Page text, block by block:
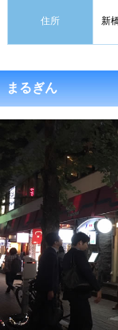
住所 新
まるぎん